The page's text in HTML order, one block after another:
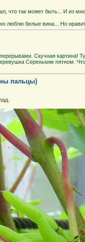
что так может быть... И из
люблю белые вина... Но
Скучная картина!
Сереньким пятном.
пальцы)